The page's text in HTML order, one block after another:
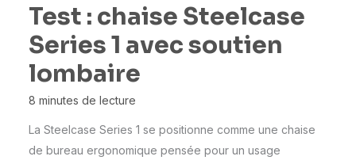
Test : chaise Steelcase
Series 1 avec soutien
lombaire
8 minutes de lecture
La Steelcase Series 1 se positionne comme une chaise
de bureau ergonomique pensée pour un usage